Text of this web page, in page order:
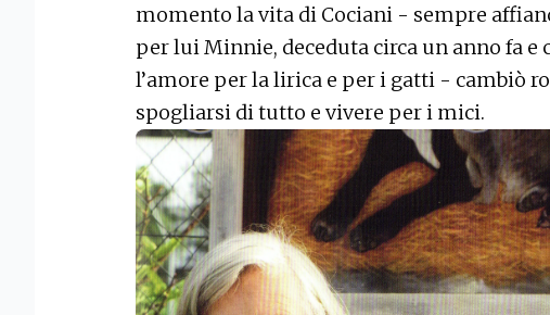
momento la vita di Cociani - sempre
per lui Minnie, deceduta circa un anno fa e
l’amore per la lirica e per i gatti - cambiò
spogliarsi di tutto e vivere per i mici.